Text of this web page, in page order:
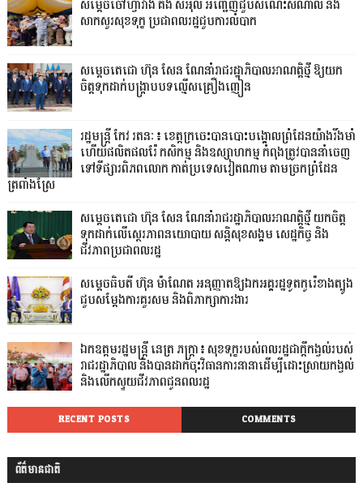
សម្តេចចៅហ្វាវាំង គង់ សំអុល អញ្ជើញជួបសំណេះសំណាល និង
សាកសួរសុខទុក្ខ ប្រជាពលរដ្ឋជួបការលំបាក
សម្តេចតេជោ ហ៊ុន សែន ណែនាំរាជរដ្ឋាភិបាលអាណត្តិថ្មី ឱ្យយក
ចិត្តទុកដាក់បង្ក្រាបបទល្មើសគ្រឿងញៀន
រដ្ឋមន្ត្រី កែវ រតនៈ៖ ខេត្តក្រចេះបានបោះបង្គោលព្រំដែនយ៉ាងរឹងមាំ
ហើយផលិតផលរ៉ែ កសិកម្ម និងឧស្សាហកម្ម កំពុងត្រូវបាននាំចេញ
ទៅទីផ្សារពិភពលោក កាត់ប្រទេសវៀតណាម តាមច្រកព្រំដែន
ត្រពាំងស្រែ
សម្តេចតេជោ ហ៊ុន សែន ណែនាំរាជរដ្ឋាភិបាលអាណត្តិថ្មី យកចិត្ត
ទុកដាក់លើស្ថេរភាពនយោបាយ សន្តិសុខសង្គម សេដ្ឋកិច្ច និង
ជីវភាពប្រជាពលរដ្ឋ
សម្តេចធិបតី ហ៊ុន ម៉ាណែត អនុញ្ញាតឱ្យឯកអគ្គរដ្ឋទូតកូរ៉េខាងត្បូង
ជួបសម្តែងការគួរសម និងពិភាក្សាការងារ
ឯកឧត្តមរដ្ឋមន្ត្រី នេត្រ ភក្ត្រា៖ សុខទុក្ខរបស់ពលរដ្ឋជាក្តីកង្វល់របស់
រាជរដ្ឋាភិបាល និងបានដាក់ចុះវិធានការនានាដើម្បីដោះស្រាយកង្វល់
និងលើកស្ទួយជីវភាពជូនពលរដ្ឋ
RECENT POSTS COMMENTS
ព័ត៌មានជាតិ